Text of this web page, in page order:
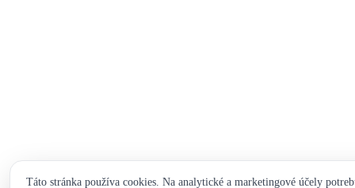
Táto stránka používa cookies. Na analytické a marketingové účely